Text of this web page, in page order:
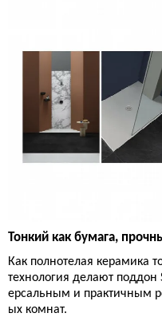
Тонкий как бумага,
Как полнотелая керамика
технология делают поддон
ерсальным и практичным
ых комнат.